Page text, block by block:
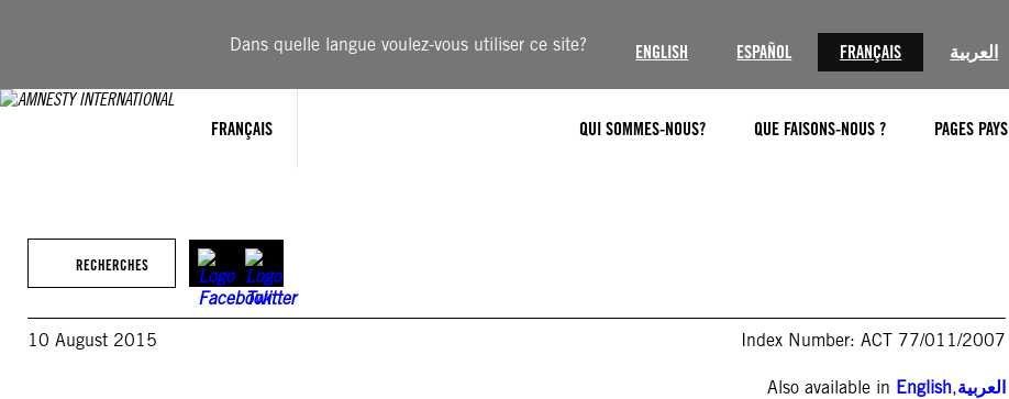
Dans quelle langue voulez-vous utiliser ce site? ENGLISH ESPAÑOL FRANÇAIS العربية
FRANÇAIS QUI SOMMES-NOUS? QUE FAISONS-NOUS ? PAGES PAYS
RECHERCHES
10 August 2015 Index Number: ACT 77/011/2007
Also available in English,العربية